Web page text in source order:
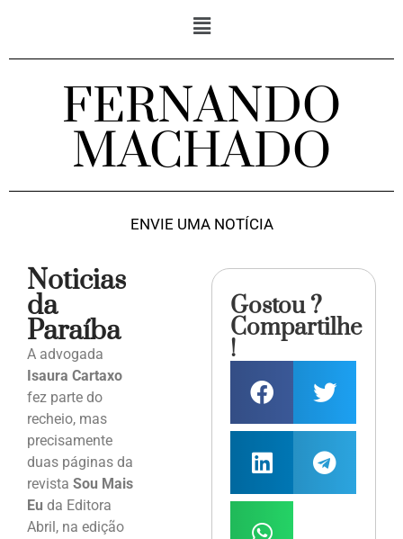
FERNANDO
MACHADO
ENVIE UMA NOTÍCIA
Noticias
da
Paraíba
A advogada
Isaura Cartaxo
fez parte do
recheio, mas
precisamente
duas páginas da
revista Sou Mais
Eu da Editora
Abril, na edição
Gostou ?
Compartilhe
!